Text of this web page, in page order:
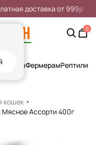
доставка от 999р
0
ПтицыФермерамРептилии
кошек
Ассорти 400г